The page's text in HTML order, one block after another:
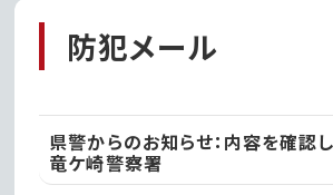
防犯メール
県警からのお知らせ：内容を確認
竜ケ崎警察署